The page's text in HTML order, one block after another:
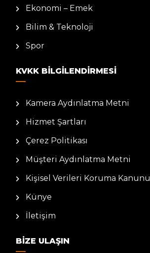
Ekonomi – Emek
Bilim & Teknoloji
Spor
KVKK BILGILENDIRMESI
Kamera Aydınlatma Metni
Hizmet Şartları
Çerez Politikası
Müşteri Aydınlatma Metni
Kişisel Verileri Koruma Kanunu
Künye
İletişim
BIZE ULAŞIN